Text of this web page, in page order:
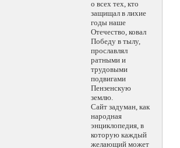
о всех тех, кто
защищал в лихие
годы наше
Отечество, ковал
Победу в тылу,
прославлял
ратными и
трудовыми
подвигами
Пензенскую
землю.
Сайт задуман, как
народная
энциклопедия, в
которую каждый
желающий может